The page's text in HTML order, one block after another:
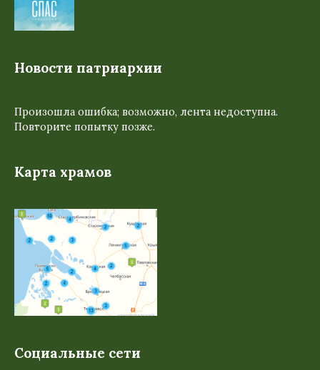
Новости патриархии
Произошла ошибка; возможно, лента недоступна.
Повторите попытку позже.
Карта храмов
Социальные сети